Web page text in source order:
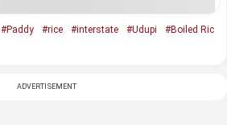
#Paddy #rice #interstate #Udupi
#Boiled Ric
ADVERTISEMENT